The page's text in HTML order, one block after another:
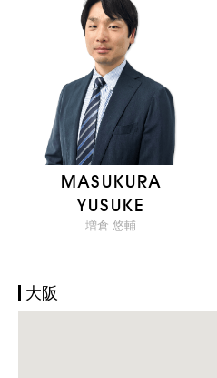
MASUKURA
YUSUKE
増倉 悠輔
大阪